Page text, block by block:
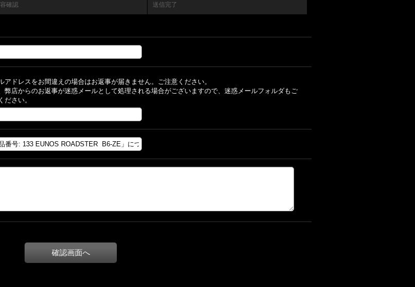
確認 送信完了
アドレスをお間違えの場合はお返事が届きません。ご注意ください。
弊店からのお返事が迷惑メールとして処理される場合がございますので、迷惑メールフォルダもご
ださい。